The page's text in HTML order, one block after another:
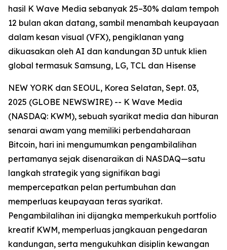
hasil K Wave Media sebanyak 25–30% dalam tempoh
12 bulan akan datang, sambil menambah keupayaan
dalam kesan visual (VFX), pengiklanan yang
dikuasakan oleh AI dan kandungan 3D untuk klien
global termasuk Samsung, LG, TCL dan Hisense
NEW YORK dan SEOUL, Korea Selatan, Sept. 03,
2025 (GLOBE NEWSWIRE) -- K Wave Media
(NASDAQ: KWM), sebuah syarikat media dan hiburan
senarai awam yang memiliki perbendaharaan
Bitcoin, hari ini mengumumkan pengambilalihan
pertamanya sejak disenaraikan di NASDAQ—satu
langkah strategik yang signifikan bagi
mempercepatkan pelan pertumbuhan dan
memperluas keupayaan teras syarikat.
Pengambilalihan ini dijangka memperkukuh portfolio
kreatif KWM, memperluas jangkauan pengedaran
kandungan, serta mengukuhkan disiplin kewangan